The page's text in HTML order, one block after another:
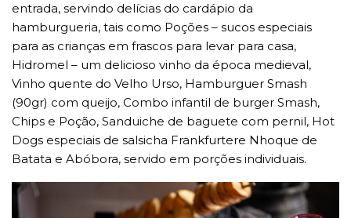
entrada, servindo delícias do cardápio da
hamburgueria, tais como Poções – sucos especiais
para as crianças em frascos para levar para casa,
Hidromel – um delicioso vinho da época medieval,
Vinho quente do Velho Urso, Hamburguer Smash
(90gr) com queijo, Combo infantil de burger Smash,
Chips e Poção, Sanduiche de baguete com pernil, Hot
Dogs especiais de salsicha Frankfurtere Nhoque de
Batata e Abóbora, servido em porções individuais.